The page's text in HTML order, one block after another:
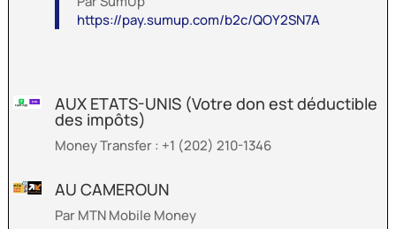
https://pay.sumup.com/b2c/QOY2SN7A
AUX ETATS-UNIS (Votre don est déductible
des impôts)
Money Transfer : +1 (202) 210-1346
AU CAMEROUN
Par MTN Mobile Money